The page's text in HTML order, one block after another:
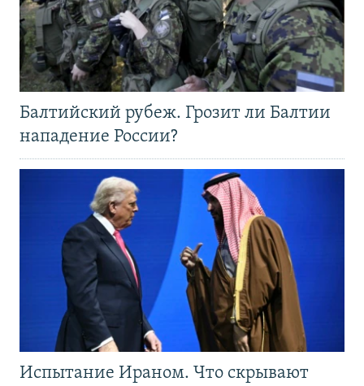
Балтийский рубеж. Грозит ли Балтии
нападение России?
Испытание Ираном. Что скрывают